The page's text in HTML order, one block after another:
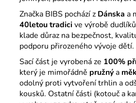
Značka BIBS pochází z Dánska a
40letou tradicive výrobě
klade důraz na bezpečnost,
podporu přirozeného vývoje dětí.
Sací část je vyrobená ze 100%
který je mimořádně pružnýa
odolný proti vytvoření trhlin a
kousků. Ostatní části (kotouč a